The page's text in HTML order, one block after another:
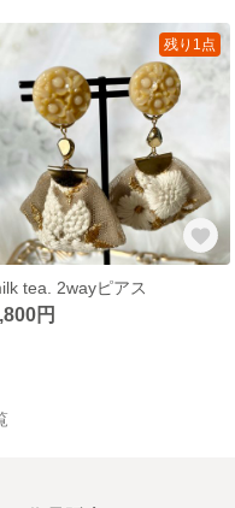
残り1点
tea. 2wayピアス
円